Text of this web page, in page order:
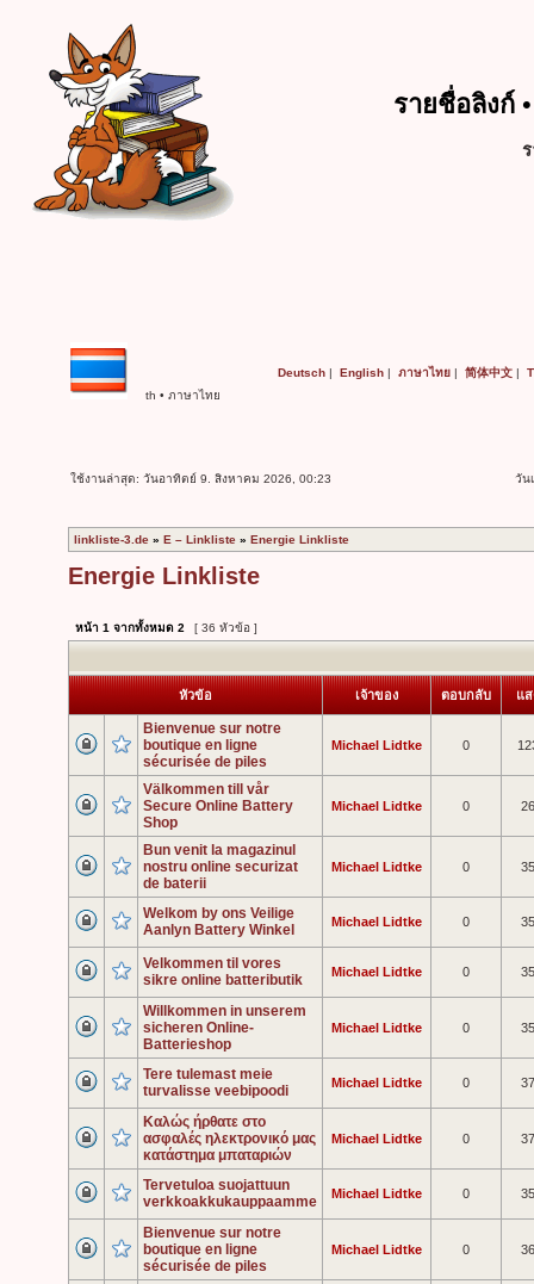
รายชื่อลิงก์
th • ภาษาไทย
Deutsch | English | ภาษาไทย | 简体中文 |
ใช้งานล่าสุด: วันอาทิตย์ 9. สิงหาคม 2026, 00:23 วัน
linkliste-3.de » E – Linkliste » Energie Linkliste
Energie Linkliste
หน้า 1 จากทั้งหมด 2 [ 36 หัวข้อ ]
หัวข้อ เจ้าของ ตอบกลับ แ
Bienvenue sur notre
boutique en ligne
sécurisée de piles
Michael Lidtke 0
Välkommen till vår
Secure Online Battery
Shop
Michael Lidtke 0
Bun venit la magazinul
nostru online securizat
de baterii
Michael Lidtke 0
Welkom by ons Veilige
Aanlyn Battery Winkel
Michael Lidtke 0
Velkommen til vores
sikre online batteributik
Michael Lidtke 0
Willkommen in unserem
sicheren Online-
Batterieshop
Michael Lidtke 0
Tere tulemast meie
turvalisse veebipoodi
Michael Lidtke 0
Καλώς ήρθατε στο
ασφαλές ηλεκτρονικό μας
κατάστημα μπαταριών
Michael Lidtke 0
Tervetuloa suojattuun
verkkoakkukauppaamme
Michael Lidtke 0
Bienvenue sur notre
boutique en ligne
sécurisée de piles
Michael Lidtke 0